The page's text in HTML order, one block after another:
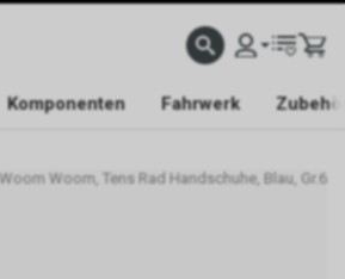
Komponenten Fahrwerk
Woom Woom, Tens Rad Handschuhe, Blau, Gr.6